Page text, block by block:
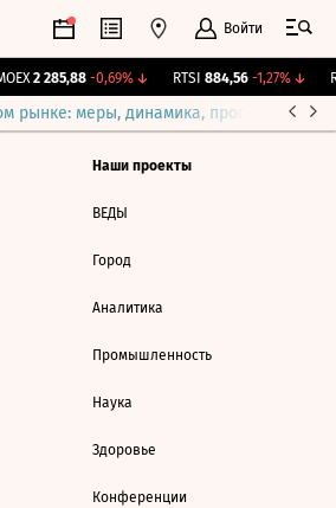
Войти
2 285,88 -0,69%↓ RTSI 884,56 -1,27%↓
рынке: меры, динамика, прогнозы
Наши проекты
ВЕДЫ
Город
Аналитика
Промышленность
Наука
Здоровье
Конференции